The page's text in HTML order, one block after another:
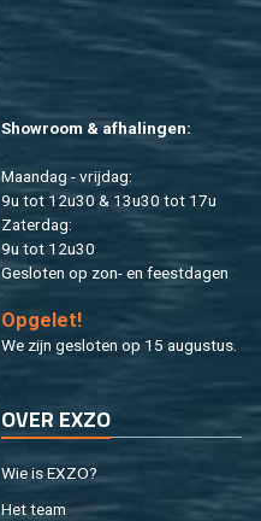
Show­room & af­ha­lin­gen:
Maan­dag - vrij­dag:
9u tot 12u30 & 13u30 tot 17u
Za­ter­dag:
9u tot 12u30
Ge­slo­ten op zon- en feest­da­gen
Op­ge­let!
We zijn ge­slo­ten op 15 au­gus­tus.
OVER EXZO
Wie is EXZO?
Het team